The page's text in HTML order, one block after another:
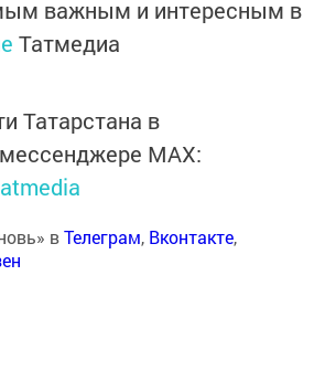
важным и интересным в
Татмедиа
Татарстана в
MАХ:
вТелеграм, Вконтакте,